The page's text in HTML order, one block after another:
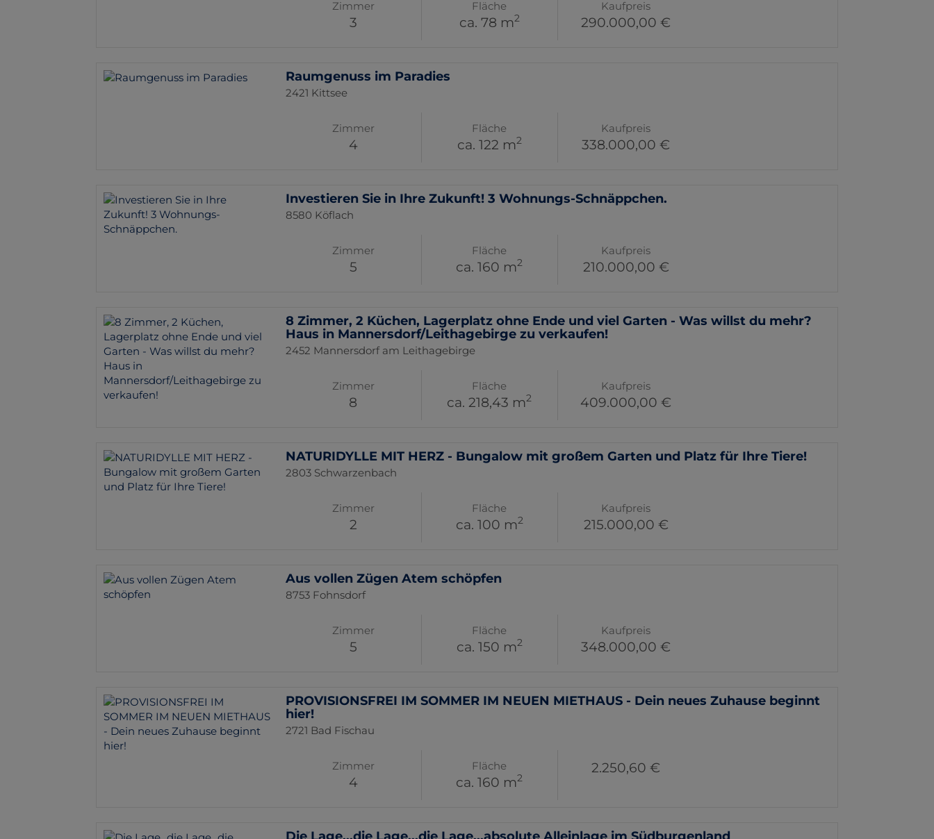
Zimmer
3
Fläche
ca. 78 m2
Kaufpreis
290.000,00 €
Raumgenuss im Paradies
2421 Kittsee
Zimmer
4
Fläche
ca. 122 m2
Kaufpreis
338.000,00 €
Investieren Sie in Ihre Zukunft! 3 Wohnungs-Schnäppchen.
8580 Köflach
Zimmer
5
Fläche
ca. 160 m2
Kaufpreis
210.000,00 €
8 Zimmer, 2 Küchen, Lagerplatz ohne Ende und viel Garten - Was willst du mehr?
Haus in Mannersdorf/Leithagebirge zu verkaufen!
2452 Mannersdorf am Leithagebirge
Zimmer
8
Fläche
ca. 218,43 m2
Kaufpreis
409.000,00 €
NATURIDYLLE MIT HERZ - Bungalow mit großem Garten und Platz für Ihre Tiere!
2803 Schwarzenbach
Zimmer
2
Fläche
ca. 100 m2
Kaufpreis
215.000,00 €
Aus vollen Zügen Atem schöpfen
8753 Fohnsdorf
Zimmer
5
Fläche
ca. 150 m2
Kaufpreis
348.000,00 €
PROVISIONSFREI IM SOMMER IM NEUEN MIETHAUS - Dein neues Zuhause beginnt
hier!
2721 Bad Fischau
Zimmer
4
Fläche
ca. 160 m2
2.250,60 €
Die Lage...die Lage...die Lage...absolute Alleinlage im Südburgenland